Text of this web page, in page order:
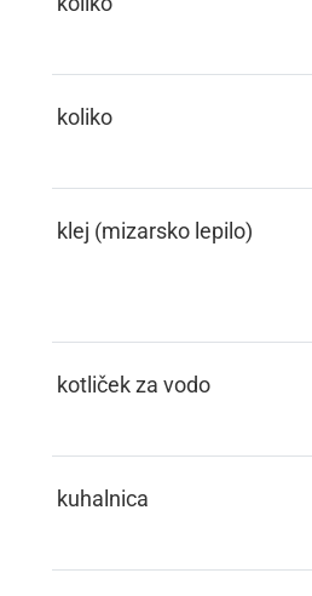
koliko
klej (mizarsko lepilo)
kotliček za vodo
kuhalnica